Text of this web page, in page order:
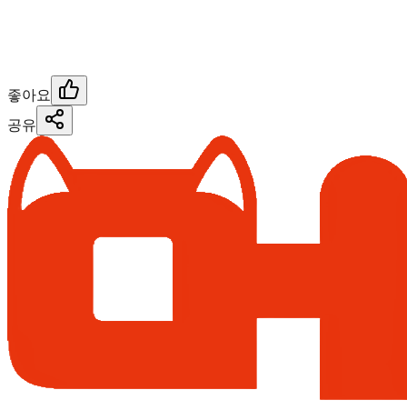
좋아요
공유